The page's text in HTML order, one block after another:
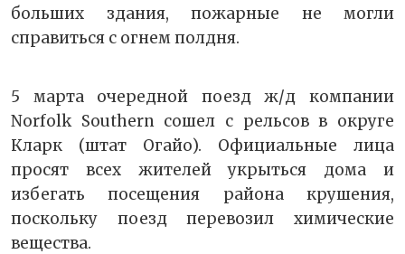
больших здания, пожарные не могли
справиться с огнем полдня.
5 марта очередной поезд ж/д компании
Norfolk Southern сошел с рельсов в округе
Кларк (штат Огайо). Официальные лица
просят всех жителей укрыться дома и
избегать посещения района крушения,
поскольку поезд перевозил химические
вещества.